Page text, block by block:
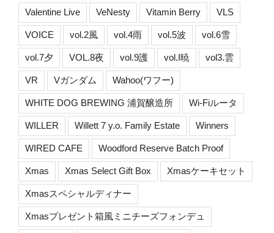
Valentine Live VeNesty Vitamin Berry VLS
VOICE vol.2風 vol.4雨 vol.5波 vol.6雪
vol.7夕 VOL.8夜 vol.9護 vol.I暁 vol3.雲
VR Vガンダム Wahoo(ワフー)
WHITE DOG BREWING 浦賀醸造所 Wi-Fiルータ
WILLER Willett 7 y.o. Family Estate Winners
WIRED CAFE Woodford Reserve Batch Proof
Xmas Xmas Select Gift Box Xmasケーキセット
Xmasスペシャルディナー
Xmasプレゼント箱風ミニチーズフォンデュ